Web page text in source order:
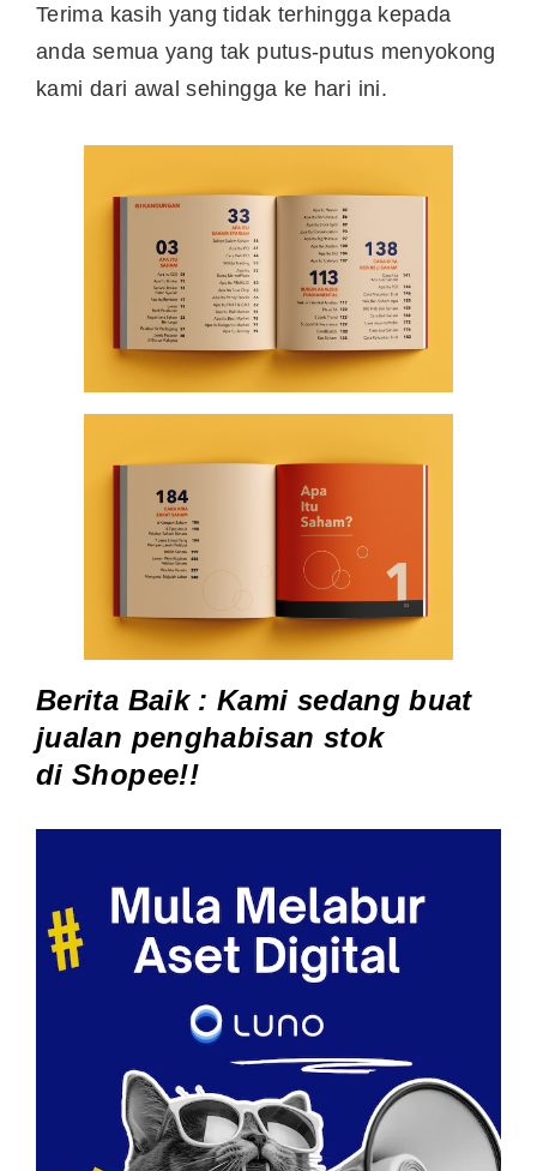
Terima kasih yang tidak terhingga kepada
anda semua yang tak putus-putus menyokong
kami dari awal sehingga ke hari ini.
Berita Baik : Kami sedang buat
jualan penghabisan stok
diShopee!!